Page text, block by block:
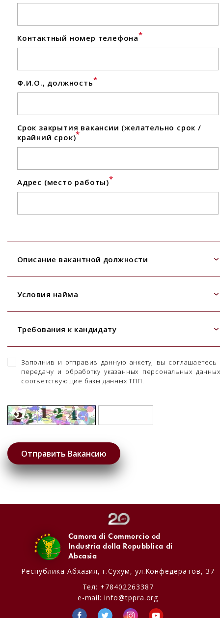
Контактный номер телефона*
Ф.И.О., должность*
Срок закрытия вакансии (желательно срок /
крайний срок)*
Адрес (место работы)*
Описание вакантной должности
Условия найма
Требования к кандидату
Заполнив и отправив данную анкету, вы соглашаетесь
передачу и обработку указанных персональных
соответствующие базы данных ТПП.
Camera di Commercio ed
Industria della Repubblica di
Abcasia
Республика Абхазия, г.Сухум, ул.Конфедератов, 37
Тел: +78402263387
e-mail:info@tppra.org